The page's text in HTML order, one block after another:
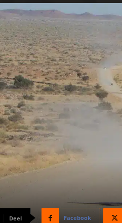
Deel Facebook